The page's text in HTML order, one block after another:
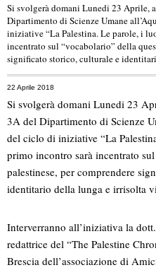
Si svolgerà domani Lunedi 23 Aprile,
Dipartimento di Scienze Umane
iniziative “La Palestina. Le parole, i
incentrato sul “vocabolario” della
significato storico, culturale e
22 Aprile 2018
Si svolgerà domani Lunedi 23
3A del Dipartimento di Scienze
del ciclo di iniziative “La
primo incontro sarà incentrato
palestinese, per comprendere
identitario della lunga e irrisolta
Interverranno all’iniziativa la
redattrice del “The Palestine
Brescia dell’associazione di